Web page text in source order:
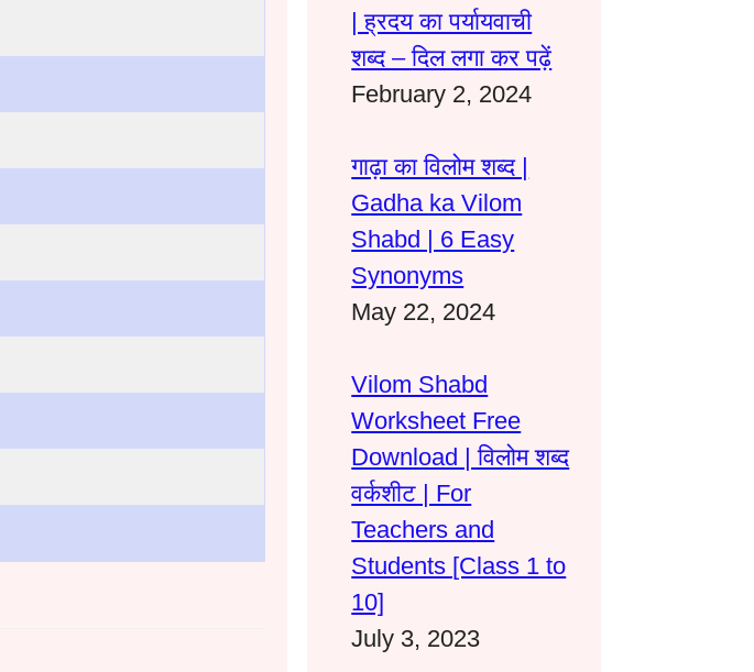
| ह्रदय का पर्यायवाची
शब्द – दिल लगा कर पढ़ें
February 2, 2024
गाढ़ा का विलोम शब्द |
Gadha ka Vilom
Shabd | 6 Easy
Synonyms
May 22, 2024
Vilom Shabd
Worksheet Free
Download | विलोम शब्द
वर्कशीट | For
Teachers and
Students [Class 1 to
10]
July 3, 2023